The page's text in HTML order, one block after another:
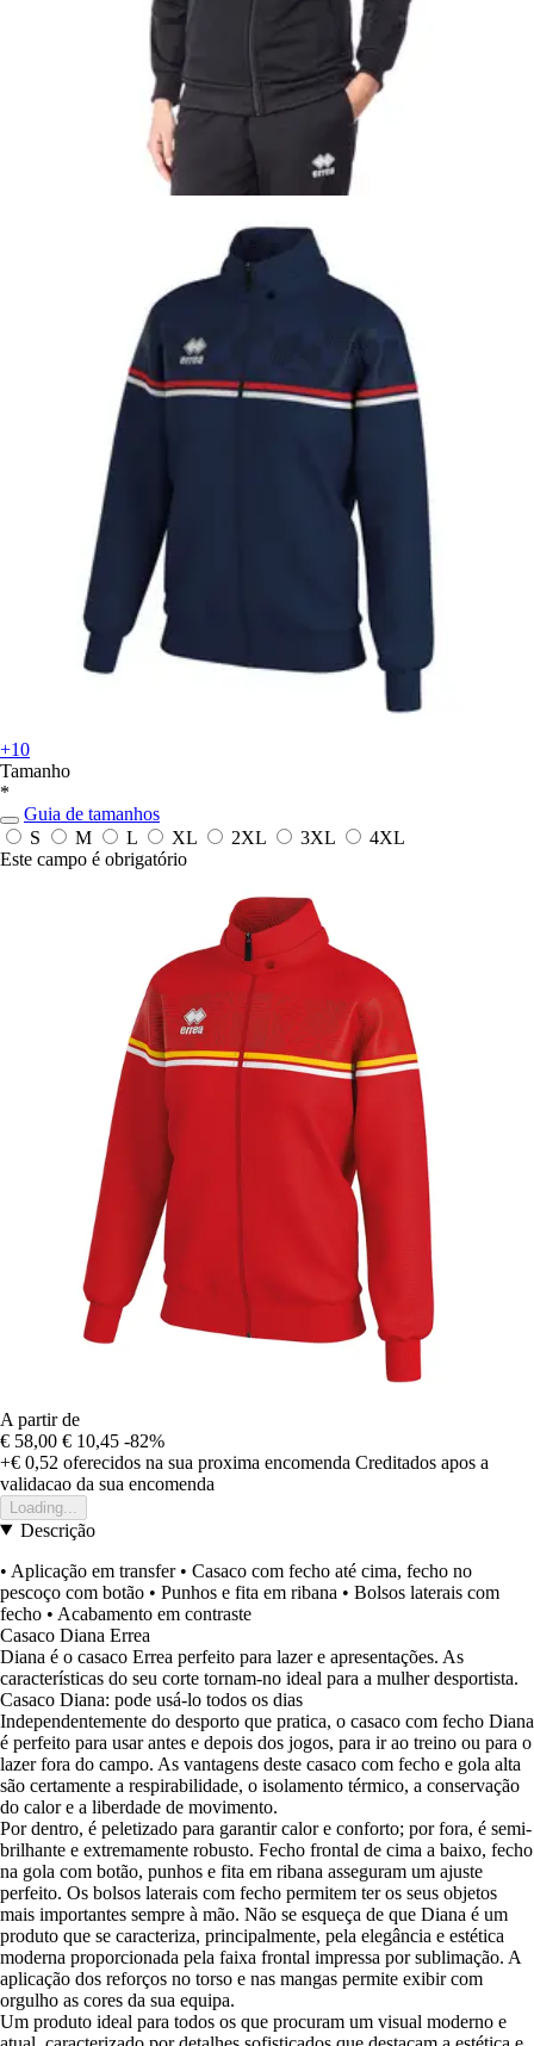
+10
Tamanho
*
Guia de tamanhos
S
M L XL 2XL 3XL
4XL
Este campo é obrigatório
A partir de
€ 58,00 € 10,45 -82%
+€ 0,52 oferecidos na sua proxima encomenda Creditados apos a
validacao da sua encomenda
Loading...
Descrição
• Aplicação em transfer • Casaco com fecho até cima, fecho no
pescoço com botão • Punhos e fita em ribana • Bolsos laterais com
fecho • Acabamento em contraste
Casaco Diana Errea
Diana é o casaco Errea perfeito para lazer e apresentações. As
características do seu corte tornam-no ideal para a mulher desportista.
Casaco Diana: pode usá-lo todos os dias
Independentemente do desporto que pratica, o casaco com fecho Diana
é perfeito para usar antes e depois dos jogos, para ir ao treino ou para o
lazer fora do campo. As vantagens deste casaco com fecho e gola alta
são certamente a respirabilidade, o isolamento térmico, a conservação
do calor e a liberdade de movimento.
Por dentro, é peletizado para garantir calor e conforto; por fora, é semi-
brilhante e extremamente robusto. Fecho frontal de cima a baixo, fecho
na gola com botão, punhos e fita em ribana asseguram um ajuste
perfeito. Os bolsos laterais com fecho permitem ter os seus objetos
mais importantes sempre à mão. Não se esqueça de que Diana é um
produto que se caracteriza, principalmente, pela elegância e estética
moderna proporcionada pela faixa frontal impressa por sublimação. A
aplicação dos reforços no torso e nas mangas permite exibir com
orgulho as cores da sua equipa.
Um produto ideal para todos os que procuram um visual moderno e